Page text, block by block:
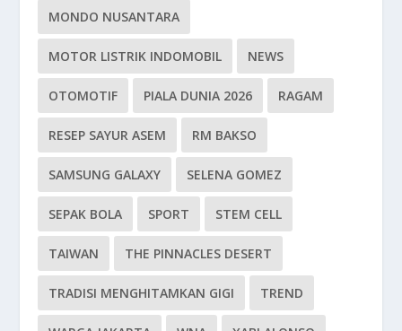
MONDO NUSANTARA
MOTOR LISTRIK INDOMOBIL NEWS
OTOMOTIF PIALA DUNIA 2026 RAGAM
RESEP SAYUR ASEM RM BAKSO
SAMSUNG GALAXY SELENA GOMEZ
SEPAK BOLA SPORT STEM CELL
TAIWAN THE PINNACLES DESERT
TRADISI MENGHITAMKAN GIGI TREND